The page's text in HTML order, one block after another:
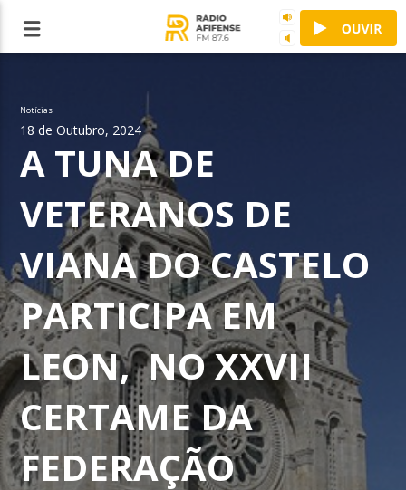
Notícias
18 de Outubro, 2024
A TUNA DE
VETERANOS DE
VIANA DO CASTELO
PARTICIPA EM
LEON, NO XXVII
CERTAME DA
FEDERAÇÃO